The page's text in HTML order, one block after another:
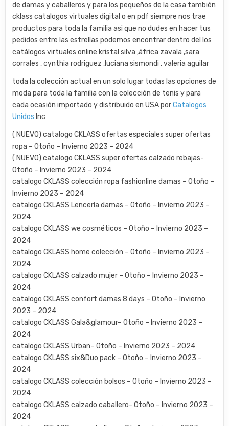
de damas y caballeros y para los pequeños de la casa también
cklass catalogos virtuales digital o en pdf siempre nos trae
productos para toda la familia asi que no dudes en hacer tus
pedidos entre las estrellas podemos encontrar dentro del los
catálogos virtuales online kristal silva ,áfrica zavala ,sara
corrales , cynthia rodriguez ,luciana sismondi , valeria aguilar
toda la colección actual en un solo lugar todas las opciones de
moda para toda la familia con la colección de tenis y para
cada ocasión importado y distribuido en USA porCatalogos
Unidos Inc
( NUEVO) catalogo CKLASS ofertas especiales super ofertas
ropa – Otoño – Invierno 2023 – 2024
( NUEVO) catalogo CKLASS super ofertas calzado rebajas-
Otoño – Invierno 2023 – 2024
catalogo CKLASS colección ropa fashionline damas – Otoño –
Invierno 2023 – 2024
catalogo CKLASS Lencería damas – Otoño – Invierno 2023 –
2024
catalogo CKLASS we cosméticos – Otoño – Invierno 2023 –
2024
catalogo CKLASS home colección – Otoño – Invierno 2023 –
2024
catalogo CKLASS calzado mujer – Otoño – Invierno 2023 –
2024
catalogo CKLASS confort damas 8 days – Otoño – Invierno
2023 – 2024
catalogo CKLASS Gala&glamour– Otoño – Invierno 2023 –
2024
catalogo CKLASS Urban– Otoño – Invierno 2023 – 2024
catalogo CKLASS six&Duo pack – Otoño – Invierno 2023 –
2024
catalogo CKLASS colección bolsos – Otoño – Invierno 2023 –
2024
catalogo CKLASS calzado caballero- Otoño – Invierno 2023 –
2024